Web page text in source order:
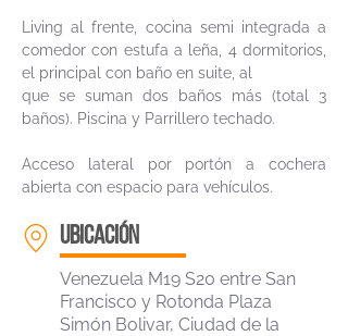
Living al frente, cocina semi integrada a
comedor con estufa a leña, 4 dormitorios,
el principal con baño en suite, al
que se suman dos baños más (total 3
baños). Piscina y Parrillero techado.
Acceso lateral por portón a cochera
abierta con espacio para vehículos.
ubicación
Venezuela M19 S20 entre San
Francisco y Rotonda Plaza
Simón Bolivar, Ciudad de la